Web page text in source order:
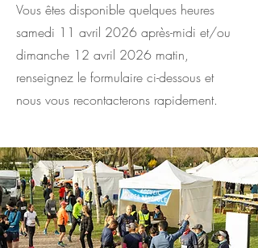
Vous êtes disponible quelques heures
samedi 11 avril 2026 après-midi et/ou
dimanche 12 avril 2026 matin,
renseignez le formulaire ci-dessous et
nous vous recontacterons rapidement.